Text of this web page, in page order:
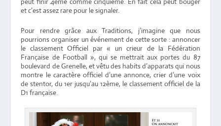
et c’est assez rare pour le signaler.
Pour rendre grâce aux Traditions, j’imagine que nous
pourrions organiser un événement de cette sorte : annoncer
le classement Officiel par « un crieur de la Fédération
Française de Football », qui se mettrait aux portes du 87
boulevard de Grenelle, et vêtu des habits d’apparats qui nous
montre le caractère officiel d’une annonce, crier d’une voix
de stentor, du 1er jusqu’au 12ème, le classement officiel de la
D1 française.